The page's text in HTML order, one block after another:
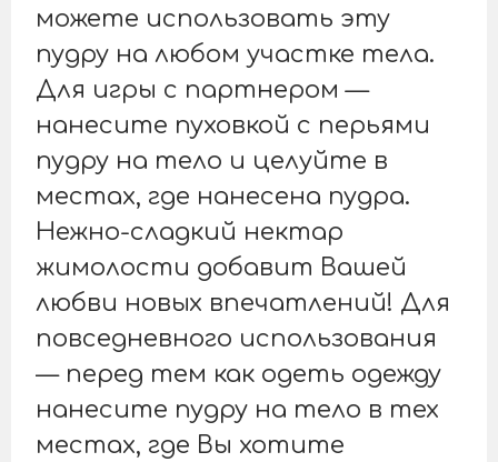
можете использовать эту
пудру на любом участке тела.
Для игры с партнером —
нанесите пуховкой с перьями
пудру на тело и целуйте в
местах, где нанесена пудра.
Нежно-сладкий нектар
жимолости добавит Вашей
любви новых впечатлений! Для
повседневного использования
— перед тем как одеть одежду
нанесите пудру на тело в тех
местах, где Вы хотите